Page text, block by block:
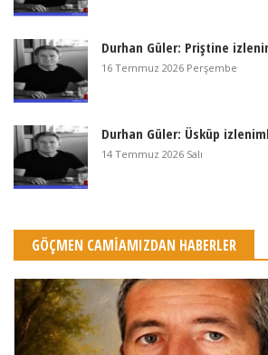
Durhan Güler: Priştine
16 Temmuz 2026 Perşembe
Durhan Güler: Üsküp
14 Temmuz 2026 Salı
GÖÇMEN CAMİAMIZDAN HABERLER